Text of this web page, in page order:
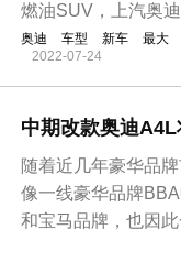
燃油SUV，上汽奥
奥迪 车型 新车 最大
2022-07-24
中期改款奥迪
随着近几年豪华品
像一线豪华品牌
和宝马品牌，也因